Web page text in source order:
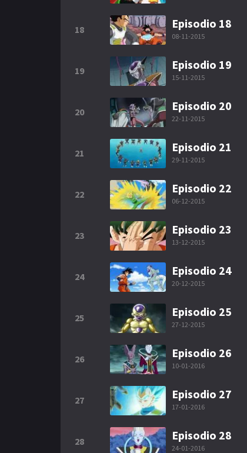
18 Episodio 18
08-11-2015
19 Episodio 19
15-11-2015
20 Episodio 20
22-11-2015
21 Episodio 21
29-11-2015
22 Episodio 22
06-12-2015
23 Episodio 23
13-12-2015
24 Episodio 24
20-12-2015
25 Episodio 25
27-12-2015
26 Episodio 26
10-01-2016
27 Episodio 27
17-01-2016
28 Episodio 28
24-01-2016